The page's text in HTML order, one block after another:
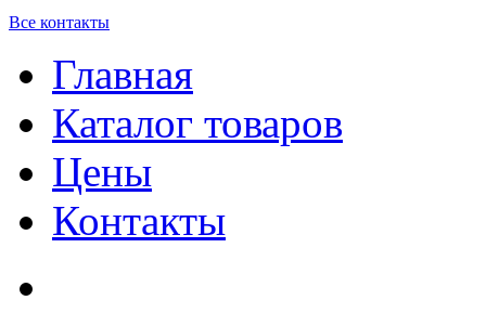
Все контакты
Главная
Каталог товаров
Цены
Контакты